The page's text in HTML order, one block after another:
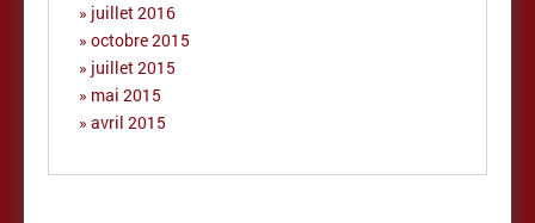
juillet 2016
octobre 2015
juillet 2015
mai 2015
avril 2015